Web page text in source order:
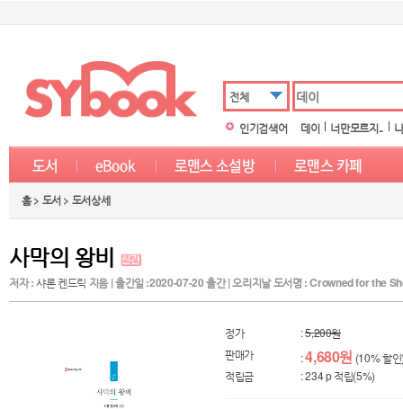
전체
인기검색어
데이 너만모르지..
홈 > 도서 > 도서상세
사막의 왕비
저자 :샤론 켄드릭 지음 | 출간일 :2020-07-20 출간 | 오리지날 도서명 : Crowned for the
정가 :5,200원
판매가
:4,680원 (10% 할
적립금
: 234 p 적립(5%)